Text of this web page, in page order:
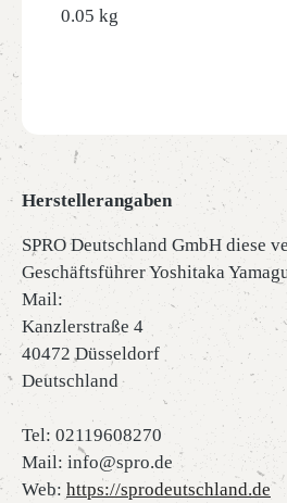
0.05 kg
Herstellerangaben
SPRO Deutschland GmbH diese
Geschäftsführer Yoshitaka
Mail:
Kanzlerstraße 4
40472 Düsseldorf
Deutschland
Tel: 02119608270
Mail: info@spro.de
Web: https://sprodeutschland.de